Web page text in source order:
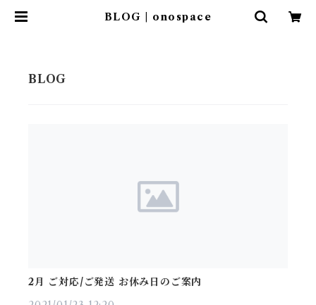
BLOG | onospace
2月 ご対応/ご発送 お休み日のご案内